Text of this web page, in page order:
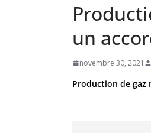
un
novembre 30, 2021
Production de gaz